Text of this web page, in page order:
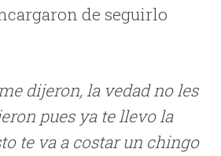
de seguirlo
dijeron, la vedad no les
pues ya te llevo la
te va a costar un chingo